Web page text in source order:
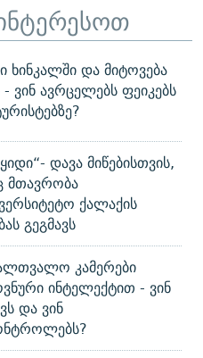
ხინკალში და მიტოვება
- ვინ ავრცელებს ფეიკებს
დავა მიწებისთვის,
მთავრობა
ქალაქის
გეგმავს
კამერები
ინტელექტით - ვინ
და ვინ